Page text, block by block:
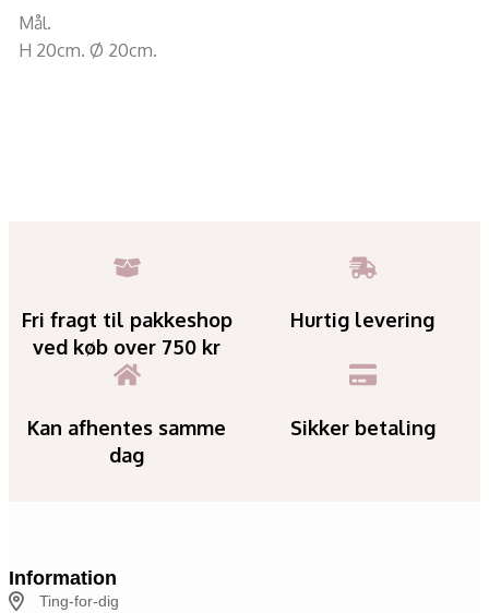
Mål.
H 20cm. Ø 20cm.
Fri fragt til pakkeshop
ved køb over 750 kr
Hurtig levering
Kan afhentes samme
dag
Sikker betaling
Information
Ting-for-dig